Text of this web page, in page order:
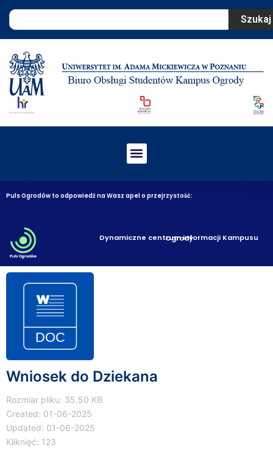
Szukaj
Puls Ogrodów to odpowiedź na Wasz apel o przejrzystość:
Dynamiczne centrum informacji Kampusu Ogrody
Wniosek do Dziekana
Rozmiar pliku: 35.50 KB
Created: 01-06-2025
Updated: 01-06-2025
Kliknięć: 123